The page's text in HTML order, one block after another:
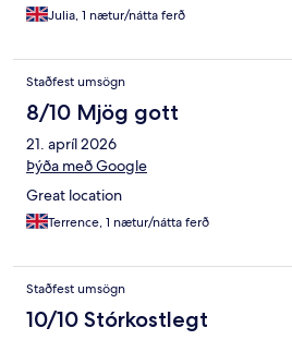
Julia, 1 nætur/nátta ferð
Staðfest umsögn
8/10 Mjög gott
21. apríl 2026
Þýða með Google
Great location
Terrence, 1 nætur/nátta ferð
Staðfest umsögn
10/10 Stórkostlegt